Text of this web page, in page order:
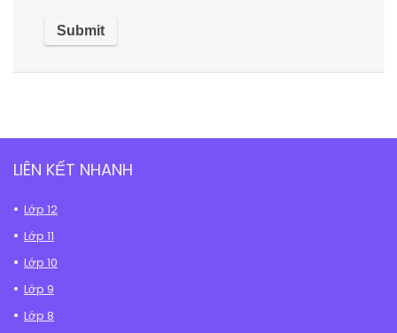
LIÊN KẾT NHANH
Lớp 12
Lớp 11
Lớp 10
Lớp 9
Lớp 8